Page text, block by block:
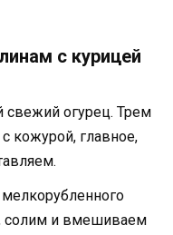
с курицей
свежий огурец. Трем
кожурой, главное,
солим и вмешиваем